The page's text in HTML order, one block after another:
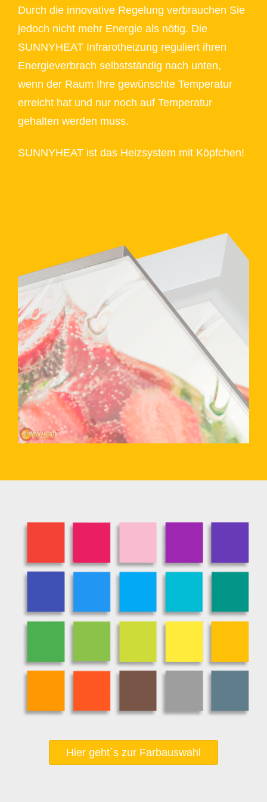
Durch die innovative Regelung verbrauchen Sie
jedoch nicht mehr Energie als nötig. Die
SUNNYHEAT Infrarotheizung reguliert ihren
Energieverbrach selbstständig nach unten,
wenn der Raum Ihre gewünschte Temperatur
erreicht hat und nur noch auf Temperatur
gehalten werden muss.
SUNNYHEAT ist das Heizsystem mit Köpfchen!
Hier geht`s zur Farbauswahl